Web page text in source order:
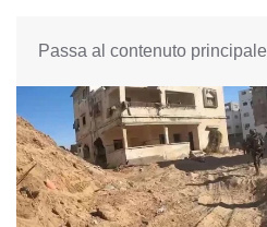
Passa al contenuto principale